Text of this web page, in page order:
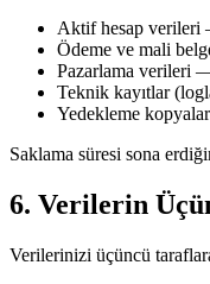
Aktif hesap verileri
Ödeme ve mali
Pazarlama verileri —
Teknik kayıtlar
Yedekleme
Saklama süresi sona
6. Verilerin
Verilerinizi üçüncü